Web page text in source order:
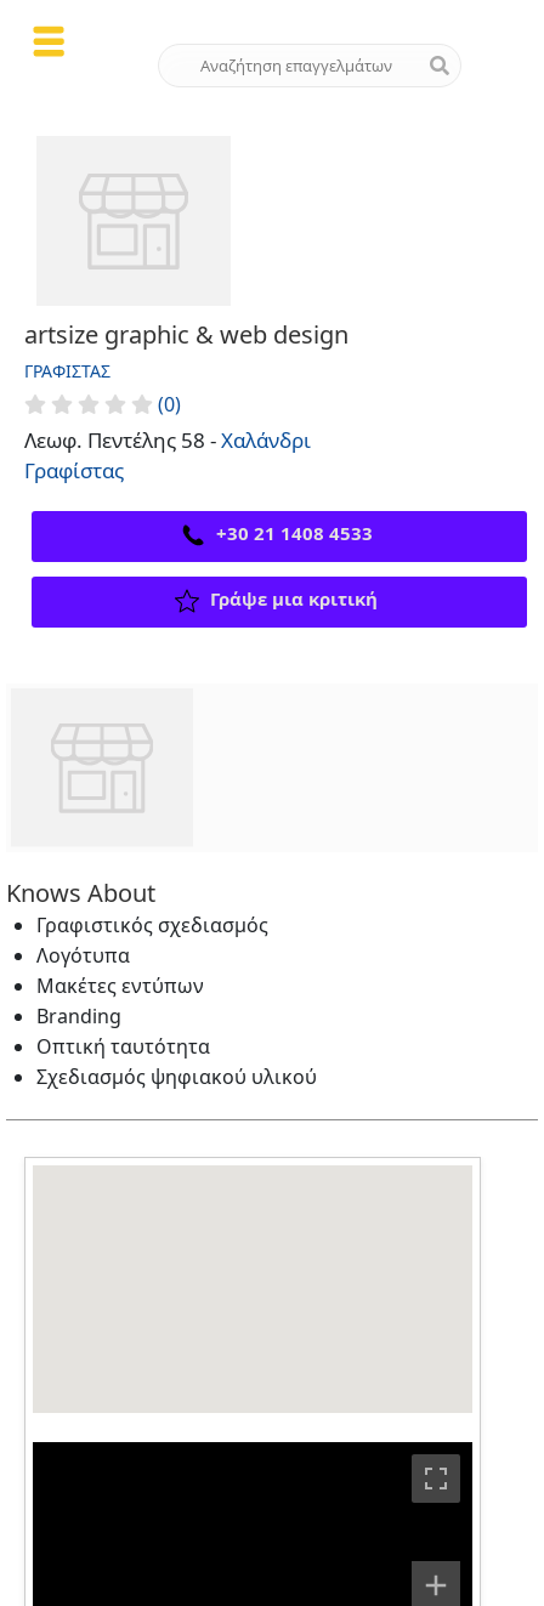
artsize graphic & web design
ΓΡΑΦΊΣΤΑΣ
(0)
Λεωφ. Πεντέλης 58 -Χαλάνδρι
Γραφίστας
+30 21 1408 4533
Γράψε μια κριτική
Knows About
Γραφιστικός σχεδιασμός
Λογότυπα
Μακέτες εντύπων
Branding
Οπτική ταυτότητα
Σχεδιασμός ψηφιακού υλικού